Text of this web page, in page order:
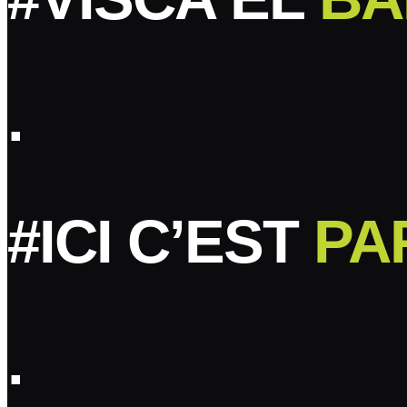
.
#ICI C’EST
.